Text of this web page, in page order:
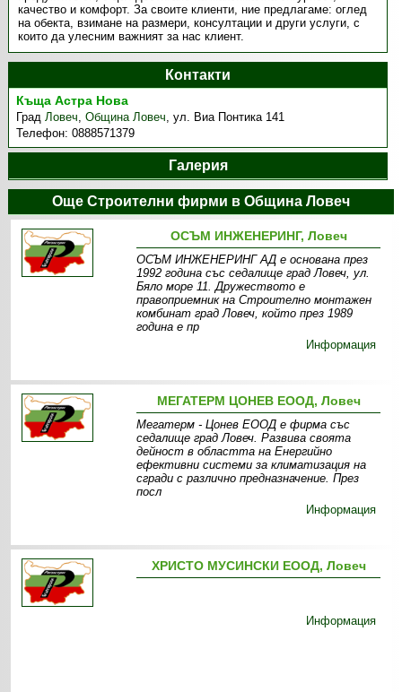
качество и комфорт. За своите клиенти, ние предлагаме: оглед
на обекта, взимане на размери, консултации и други услуги, с
които да улесним важният за нас клиент.
Контакти
Къща Астра Нова
ГрадЛовеч,Община Ловеч,ул. Виа Понтика 141
Телефон:0888571379
Галерия
Още Строителни фирми в Община Ловеч
ОСЪМ ИНЖЕНЕРИНГ, Ловеч
ОСЪМ ИНЖЕНЕРИНГ АД е основана през
1992 година със седалище град Ловеч, ул.
Бяло море 11. Дружеството е
правоприемник на Строително монтажен
комбинат град Ловеч, който през 1989
година е пр
Информация
МЕГАТЕРМ ЦОНЕВ ЕООД, Ловеч
Мегатерм - Цонев ЕООД е фирма със
седалище град Ловеч. Развива своята
дейност в областта на Енергийно
ефективни системи за климатизация на
сгради с различно предназначение. През
посл
Информация
ХРИСТО МУСИНСКИ ЕООД, Ловеч
Информация